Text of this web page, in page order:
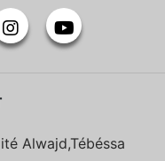
Alwajd,Tébéssa